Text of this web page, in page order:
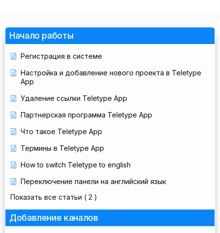
Начало работы
Регистрация в системе
Настройка и добавление нового проекта в Teletype
App
Удаление ссылки Teletype App
Партнерская программа Teletype App
Что такое Teletype App
Термины в Teletype App
How to switch Teletype to english
Переключение панели на английский язык
Показать все статьи ( 2 )
Добавление каналов